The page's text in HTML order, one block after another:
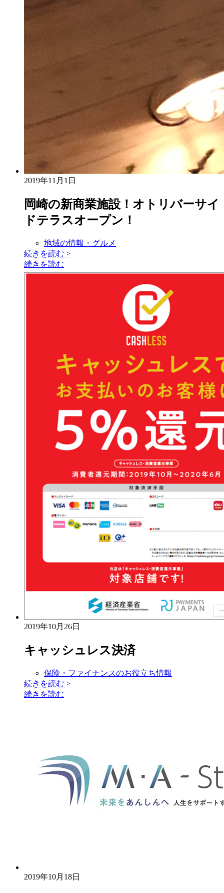
2019年11月1日
岡崎の新商業施設！オトリバーサイ
ドテラスオープン！
地域の情報・グルメ
続きを読む >
続きを読む
2019年10月26日
キャッシュレス決済
保険・ファイナンスのお役立ち情報
続きを読む >
続きを読む
2019年10月18日